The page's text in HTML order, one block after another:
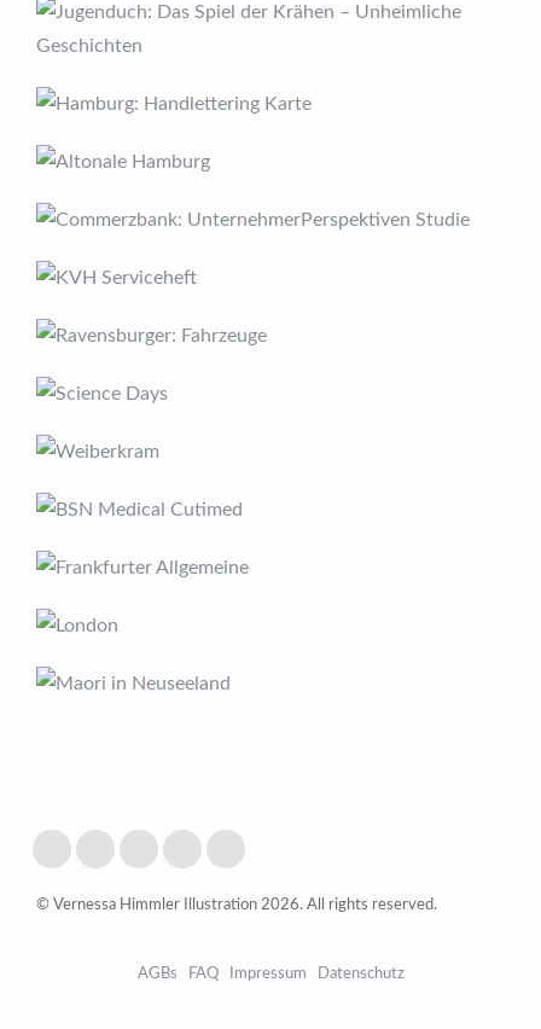
© Vernessa Himmler Illustration 2026. All rights reserved.
AGBs FAQ Impressum Datenschutz